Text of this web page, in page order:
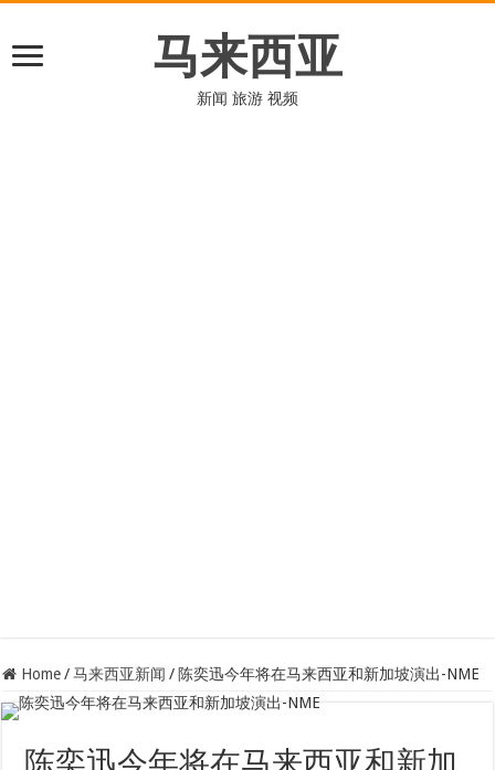
马来西亚
新闻 旅游 视频
Home / 马来西亚新闻 / 陈奕迅今年将在马来西亚和新加坡演出-NME